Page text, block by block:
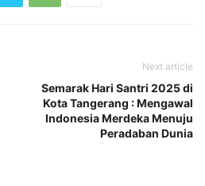
Next article
Semarak Hari Santri 2025 di
Kota Tangerang : Mengawal
Indonesia Merdeka Menuju
Peradaban Dunia